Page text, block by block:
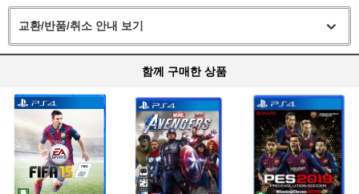
교환/반품/취소 안내 보기
함께 구매한 상품